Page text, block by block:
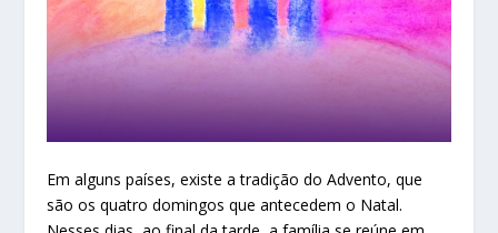
Em alguns países, existe a tradição do Advento, que
são os quatro domingos que antecedem o Natal.